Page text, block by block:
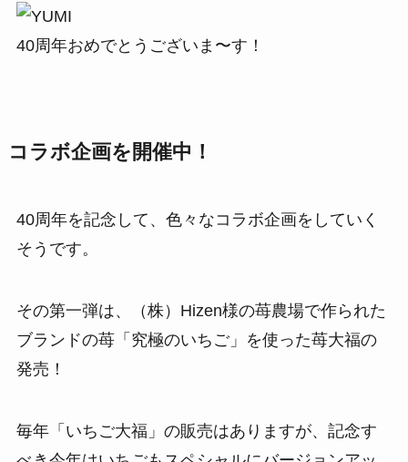
40周年おめでとうございま〜す！
コラボ企画を開催中！
40周年を記念して、色々なコラボ企画をしていく
そうです。
その第一弾は、（株）Hizen様の苺農場で作られた
ブランドの苺「究極のいちご」を使った苺大福の
発売！
毎年「いちご大福」の販売はありますが、記念す